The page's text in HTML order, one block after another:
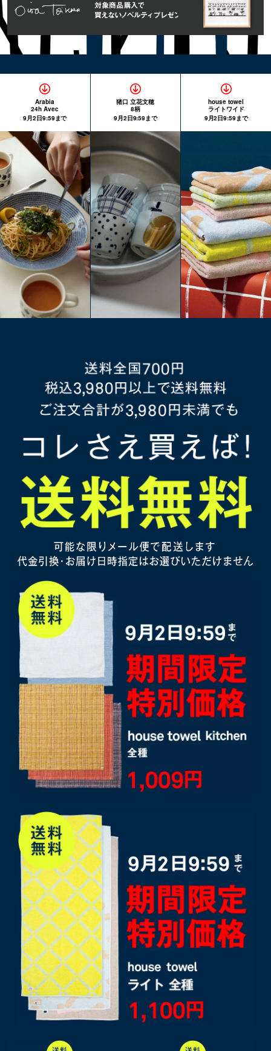
Arabia
24h Avec
9月2日9:59まで
猪口 立花文穂
8柄
9月2日9:59まで
house towel
ライトワイド
9月2日9:59まで